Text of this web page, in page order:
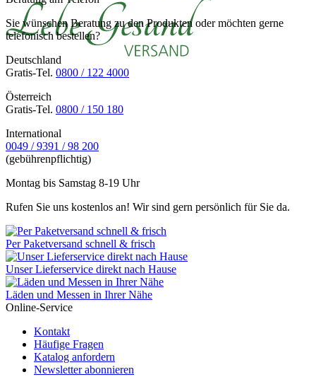
Sie wünschen Beratung zu den Produkten oder möchten gerne
telefonisch bestellen?
Deutschland
Gratis-Tel. 0800 / 122 4000
Österreich
Gratis-Tel. 0800 / 150 180
International
0049 / 9391 / 98 200
(gebührenpflichtig)
Montag bis Samstag 8-19 Uhr
Rufen Sie uns kostenlos an! Wir sind gern persönlich für Sie da.
Per Paketversand schnell & frisch
Unser Lieferservice direkt nach Hause
Läden und Messen in Ihrer Nähe
Online-Service
Kontakt
Häufige Fragen
Katalog anfordern
Newsletter abonnieren